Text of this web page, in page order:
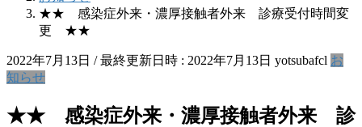
★★ 感染症外来・濃厚接触者外来 診療受付時間変
更 ★★
2022年7月13日 / 最終更新日時 : 2022年7月13日 yotsubafcl お
知らせ
★★ 感染症外来・濃厚接触者外来 診